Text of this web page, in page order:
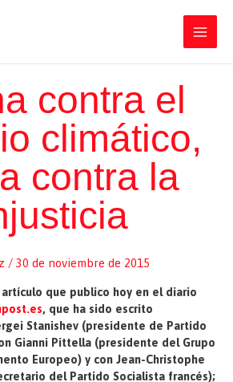
Main
contra el
climático,
contra la
/ 30 de noviembre de 2015
que publico hoy en el diario
, que ha sido escrito
Stanishev (presidente de Partido
Gianni Pittella (presidente del Grupo
Europeo) y con Jean-Christophe
del Partido Socialista francés);